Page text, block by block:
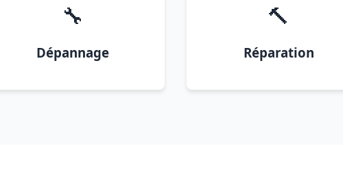
🔧
Dépannage
🔨
Réparation